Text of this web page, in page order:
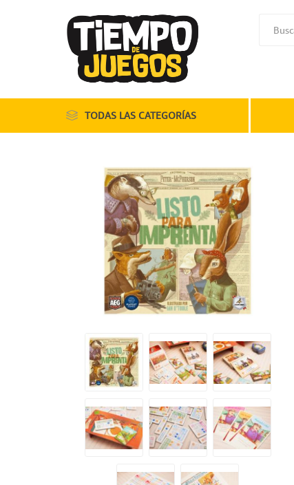
TODAS LAS CATEGORÍAS